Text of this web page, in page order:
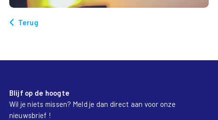
Terug
Blijf op de hoogte
Wil je niets missen? Meld je dan direct aan voor onze
nieuwsbrief !